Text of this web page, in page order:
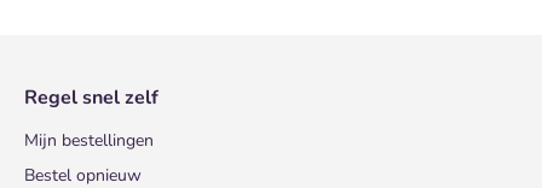
Regel snel zelf
Mijn bestellingen
Bestel opnieuw